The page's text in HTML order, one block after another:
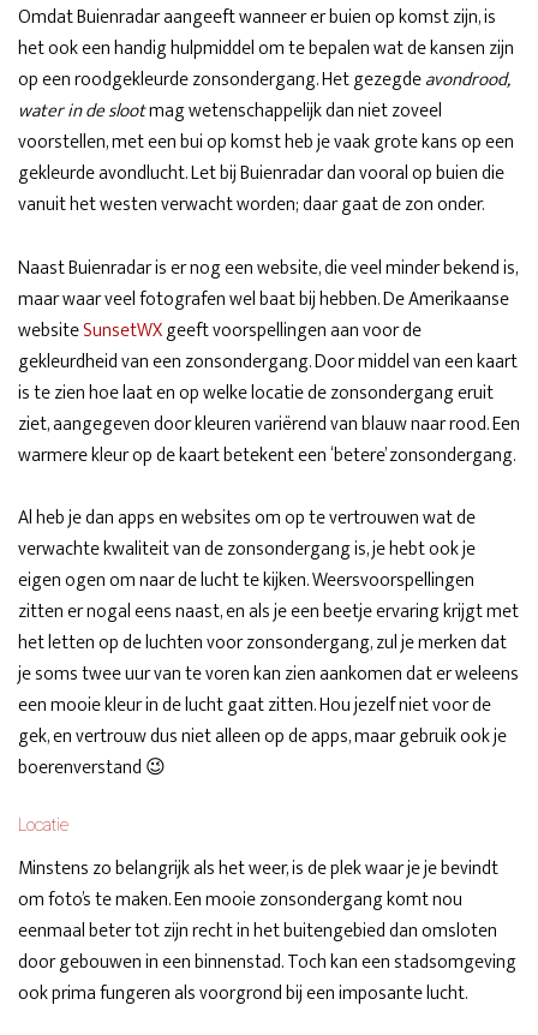
Omdat Buienradar aangeeft wanneer er buien op komst zijn, is
het ook een handig hulpmiddel om te bepalen wat de kansen zijn
op een roodgekleurde zonsondergang. Het gezegdeavondrood,
water in de slootmag wetenschappelijk dan niet zoveel
voorstellen, met een bui op komst heb je vaak grote kans op een
gekleurde avondlucht. Let bij Buienradar dan vooral op buien die
vanuit het westen verwacht worden; daar gaat de zon onder.
Naast Buienradar is er nog een website, die veel minder bekend is,
maar waar veel fotografen wel baat bij hebben. De Amerikaanse
websiteSunsetWXgeeft voorspellingen aan voor de
gekleurdheid van een zonsondergang. Door middel van een kaart
is te zien hoe laat en op welke locatie de zonsondergang eruit
ziet, aangegeven door kleuren variërend van blauw naar rood. Een
warmere kleur op de kaart betekent een ‘betere’ zonsondergang.
Al heb je dan apps en websites om op te vertrouwen wat de
verwachte kwaliteit van de zonsondergang is, je hebt ook je
eigen ogen om naar de lucht te kijken. Weersvoorspellingen
zitten er nogal eens naast, en als je een beetje ervaring krijgt met
het letten op de luchten voor zonsondergang, zul je merken dat
je soms twee uur van te voren kan zien aankomen dat er weleens
een mooie kleur in de lucht gaat zitten. Hou jezelf niet voor de
gek, en vertrouw dus niet alleen op de apps, maar gebruik ook je
boerenverstand 😉
Locatie
Minstens zo belangrijk als het weer, is de plek waar je je bevindt
om foto’s te maken. Een mooie zonsondergang komt nou
eenmaal beter tot zijn recht in het buitengebied dan omsloten
door gebouwen in een binnenstad. Toch kan een stadsomgeving
ook prima fungeren als voorgrond bij een imposante lucht.